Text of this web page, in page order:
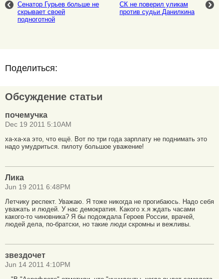
Сенатор Гурьев больше не
скрывает своей
подноготной
СК не поверил уликам
против судьи Данилкина
Поделиться:
Обсуждение статьи
почемучка
Dec 19 2011 5:10AM
ха-ха-ха это, что ещё. Вот по три года зарплату не поднимать это
надо умудриться. пилоту большое уважение!
Лика
Jun 19 2011 6:48PM
Летчику респект. Уважаю. Я тоже никогда не прогибаюсь. Надо себя
уважать и людей. У нас демократия. Какого х.я ждать часами
какого-то чиновника? Я бы подождала Героев России, врачей,
людей дела, по-братски, но такие люди скромны и вежливы.
звездочет
Jun 14 2011 4:10PM